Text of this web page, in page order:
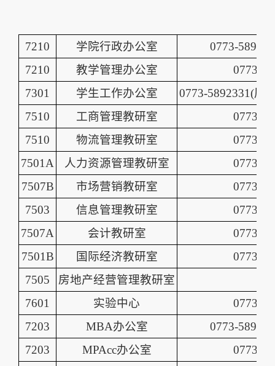
7210 学院行政办公室
0773-
7210
教学管理办公室
0773-
7301
学生工作办公室 0773-5892331(屏
7510
工商管理教研室
0773-
7510
物流管理教研室
0773-
7501A
人力资源管理教研室
0773-
7507B
市场营销教研室
0773-
7503
信息管理教研室
0773-
7507A
会计教研室
0773-
7501B
国际经济教研室
0773-
7505
房地产经营管理教研室
7601
实验中心
0773-
7203
MBA办公室
0773-
7203
MPAcc办公室
0773-